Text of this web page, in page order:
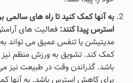
به آنها کمک کنید تا راه های سالمی
استرس پیدا کنند: فعالیت های
مدیتیشن یا تنفس عمیق می تواند
کمک کند. تشویق به ورزش منظم نیز
باشد. گذراندن وقت در طبیعت نیز
برای کاهش استرس باشد. به آنها